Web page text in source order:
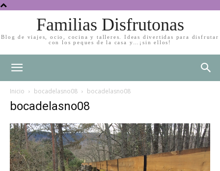
Familias Disfrutonas
Blog de viajes, ocio, cocina y talleres. Ideas divertidas para disfrutar
con los peques de la casa y…¡sin ellos!
Inicio bocadelasno08 bocadelasno08
bocadelasno08